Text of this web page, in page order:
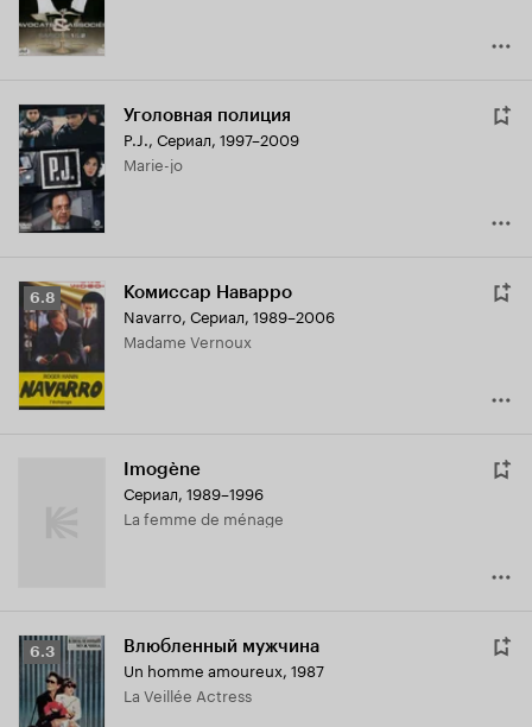
Уголовная полиция
P.J., Сериал, 1997–2009
Marie-jo
Рейтинг
Кинопоиска
6.8
6.8 Комиссар Наварро
Navarro, Сериал, 1989–2006
Madame Vernoux
Imogène
Сериал, 1989–1996
La femme de ménage
Рейтинг
Кинопоиска
6.3
6.3 Влюбленный мужчина
Un homme amoureux, 1987
La Veillée Actress